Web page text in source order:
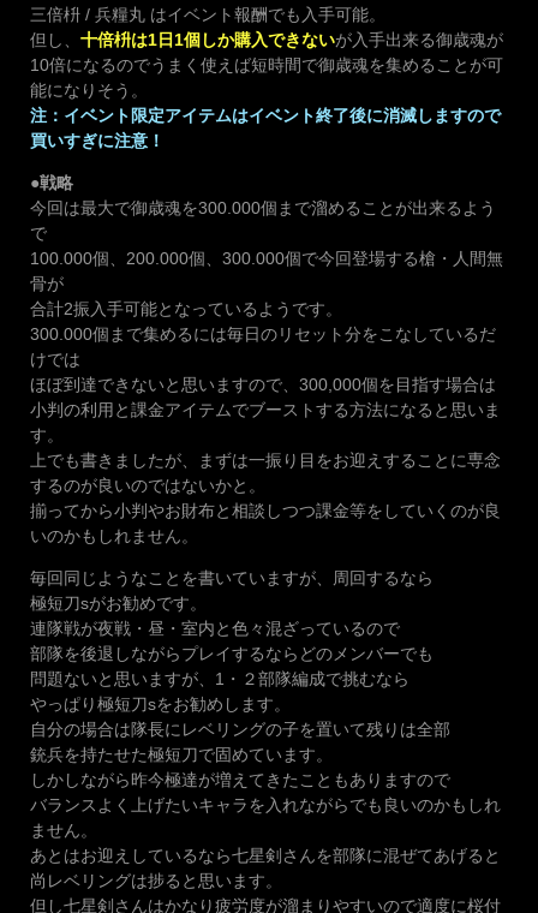
三倍枡 / 兵糧丸 はイベント報酬でも入手可能。
但し、 十倍枡は1日1個しか購入できないが入手出来る御歳魂が
10倍になるのでうまく使えば短時間で御歳魂を集めることが可
能になりそう。
注：イベント限定アイテムはイベント終了後に消滅しますので
買いすぎに注意！
●戦略
今回は最大で御歳魂を300.000個まで溜めることが出来るよう
で
100.000個、200.000個、300.000個で今回登場する槍・人間無
骨が
合計2振入手可能となっているようです。
300.000個まで集めるには毎日のリセット分をこなしているだ
けでは
ほぼ到達できないと思いますので、300,000個を目指す場合は
小判の利用と課金アイテムでブーストする方法になると思いま
す。
上でも書きましたが、まずは一振り目をお迎えすることに専念
するのが良いのではないかと。
揃ってから小判やお財布と相談しつつ課金等をしていくのが良
いのかもしれません。
毎回同じようなことを書いていますが、周回するなら
極短刀sがお勧めです。
連隊戦が夜戦・昼・室内と色々混ざっているので
部隊を後退しながらプレイするならどのメンバーでも
問題ないと思いますが、1・２部隊編成で挑むなら
やっぱり極短刀sをお勧めします。
自分の場合は隊長にレベリングの子を置いて残りは全部
銃兵を持たせた極短刀で固めています。
しかしながら昨今極達が増えてきたこともありますので
バランスよく上げたいキャラを入れながらでも良いのかもしれ
ません。
あとはお迎えしているなら七星剣さんを部隊に混ぜてあげると
尚レベリングは捗ると思います。
但し七星剣さんはかなり疲労度が溜まりやすいので適度に桜付